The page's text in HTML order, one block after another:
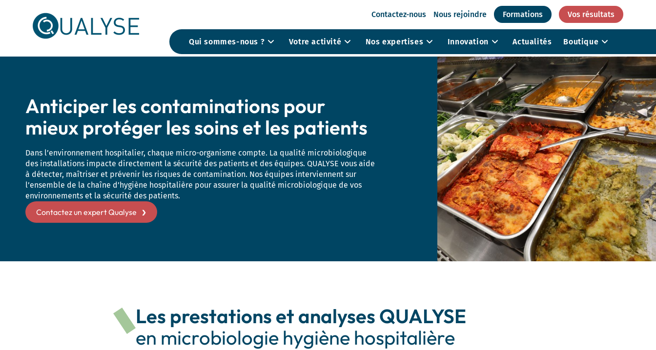
Contactez-nous Nous rejoindre Formations Vos résultats
Qui sommes-nous ? Votre activité Nos expertises
Animaux de rente
Animaux de compagnie
Faune sauvage
Radiobiologie
Eaux naturelles
Eaux de loisirs
Eaux résiduaires
Eaux de process
Air des halls de piscine
Surveillance de la qualité
de l’air dans les ERP
Audit de la qualité de l’air
intérieur
Diagnostic agronomique
des sols
Sédiments
Matières fertilisantes
Analyses microbiologiques
Analyses chimiques
Santé des coquillages
Analyses microbiologiques
Analyses chimiques
Surveillance des milieux
aquatiques en temps réel
Surveillance des milieux
aquatiques avec des
échantillonneurs passifs
Surveillance des milieux
aquatiques à l’aide de
bioindicateurs
Innovation Actualités Boutique
Anticiper les contaminations pour
mieux protéger les soins et les patients
Dans l’environnement hospitalier, chaque micro-organisme compte. La qualité microbiologique
des installations impacte directement la sécurité des patients et des équipes. QUALYSE vous aide
à détecter, maîtriser et prévenir les risques de contamination. Nos équipes interviennent sur
l’ensemble de la chaîne d’hygiène hospitalière pour assurer la qualité microbiologique de vos
environnements et la sécurité des patients.
Contactez un expert Qualyse
Les prestations et analyses QUALYSE
en microbiologie hygiène hospitalière